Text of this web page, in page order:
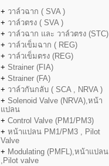
+ วาล์วฉาก ( SVA )
+ วาล์วตรง ( SVA )
+ วาล์วฉาก และ วาล์วตรง (STC)
+ วาล์วเข็มฉาก ( REG)
+ วาล์วเข็มตรง (REG)
+ Strainer (FIA)
+ Strainer (FA)
+ วาล์วกันกลับ ( SCA , NRVA )
+ Solenoid Valve (NRVA),หน้า
แปลน
+ Control Valve (PM1/PM3)
+ หน้าแปลน PM1/PM3 , Pilot
Valve
+ Modulating (PMFL),หน้าแปลน
,Pilot valve